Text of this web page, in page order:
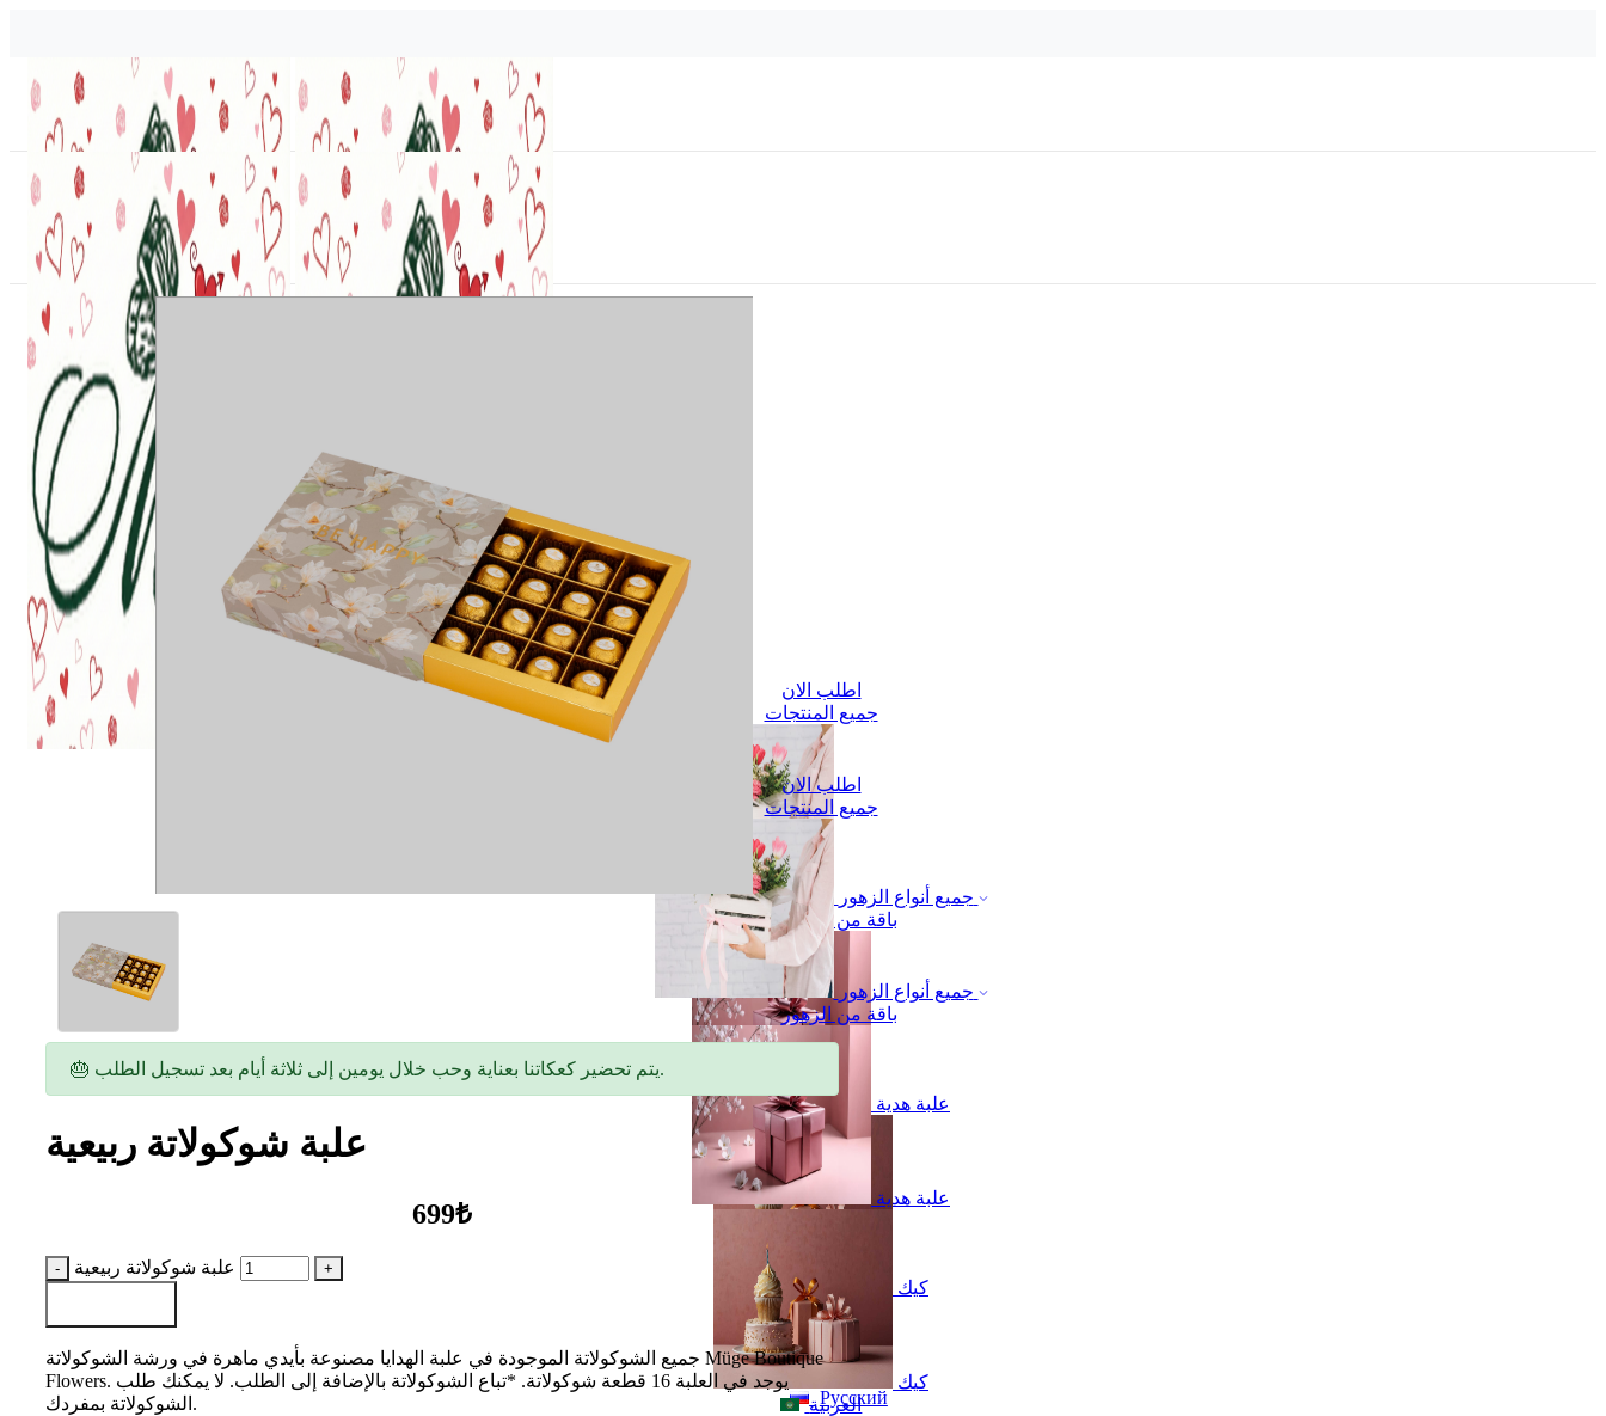
اطلب الان
جميع المنتجات
جميع أنواع الزهور
باقة من الزهور
علبة هدية
كيك
العربية
فارسی
english
Русский
اطلب الان
جميع المنتجات
جميع أنواع الزهور
باقة من الزهور
علبة هدية
كيك
العربية
🎂 يتم تحضير كعكاتنا بعناية وحب خلال يومين إلى ثلاثة أيام بعد تسجيل الطلب.
علبة شوكولاتة ربيعية
699₺
علبة شوكولاتة ربيعية
جميع الشوكولاتة الموجودة في علبة الهدايا مصنوعة بأيدي ماهرة في ورشة الشوكولاتة Müge Boutique
Flowers. يوجد في العلبة 16 قطعة شوكولاتة. *تباع الشوكولاتة بالإضافة إلى الطلب. لا يمكنك طلب
الشوكولاتة بمفردك.